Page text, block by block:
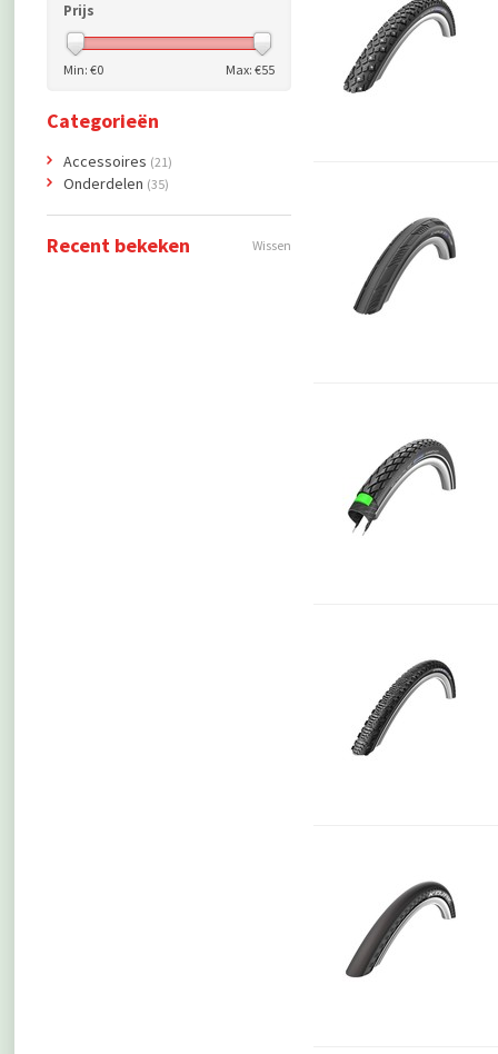
Prijs
Min: €0 Max: €55
Categorieën
Accessoires (21)
Onderdelen (35)
Recent bekeken Wissen